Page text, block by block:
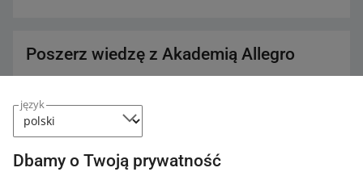
język
Dbamy o Twoją prywatność
Poszerz wiedzę z Akademią Allegro
Wszystkie Kursy
KURS